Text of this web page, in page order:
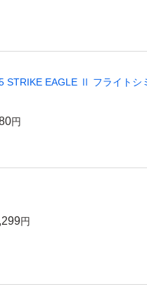
EAGLE Ⅱ フライトシ
円
円